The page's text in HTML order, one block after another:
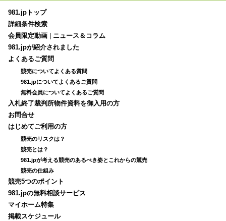
981.jpトップ
詳細条件検索
会員限定動画
ニュース＆コラム
981.jpが紹介されました
よくあるご質問
競売についてよくある質問
981.jpについてよくあるご質問
無料会員についてよくあるご質問
入札終了裁判所物件資料を御入用の方
お問合せ
はじめてご利用の方
競売のリスクは？
競売とは？
981.jpが考える競売のあるべき姿とこれからの競売
競売の仕組み
競売5つのポイント
981.jpの無料相談サービス
マイホーム特集
掲載スケジュール